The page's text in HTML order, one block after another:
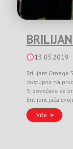
13.03.2019
Brilijant Omega
dostupno na
3, povećava se
Brilijant jača
Više